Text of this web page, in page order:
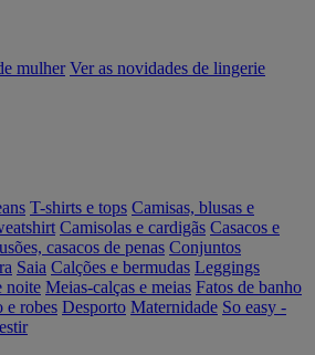
mulher Ver as novidades de lingerie
T-shirts e tops Camisas, blusas e
Camisolas e cardigãs Casacos e
casacos de penas Conjuntos
Saia Calções e bermudas Leggings
noite Meias-calças e meias Fatos de banho
e robes Desporto Maternidade So easy -